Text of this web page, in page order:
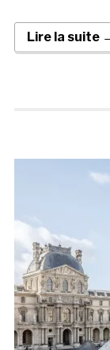
Lire la suite